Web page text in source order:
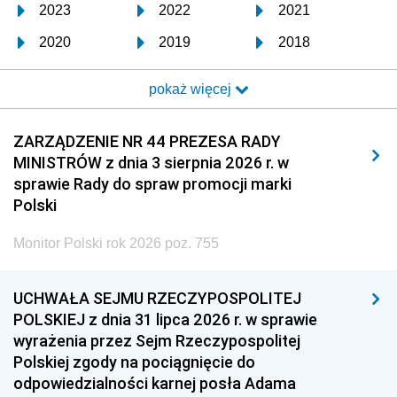
2023 2022 2021
2020 2019 2018
2017 2016 2015
2014 2013 2012
2011 2010 2009
2008 2007 2006
2005
1996 1995 1994
1993 1992 1991
1990 1989
1987 1986 1985
pokaż więcej
ZARZĄDZENIE NR 44 PREZESA RADY
MINISTRÓW z dnia 3 sierpnia 2026 r. w
sprawie Rady do spraw promocji marki
Polski
Monitor Polski rok 2026 poz. 755
UCHWAŁA SEJMU RZECZYPOSPOLITEJ
POLSKIEJ z dnia 31 lipca 2026 r. w sprawie
wyrażenia przez Sejm Rzeczypospolitej
Polskiej zgody na pociągnięcie do
odpowiedzialności karnej posła Adama